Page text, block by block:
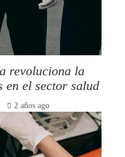
revoluciona la
en el sector salud
2 años ago